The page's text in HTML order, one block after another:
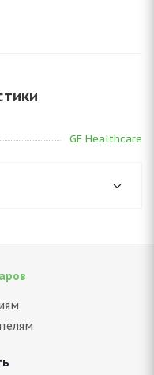
GE Healthcare